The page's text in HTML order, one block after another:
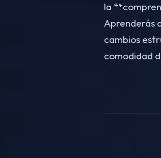
la
Aprenderás
cambios
comodidad